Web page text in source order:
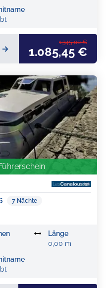
→
1.345,00 €
1.085,45 €
7 Nächte
Länge
0,00 m